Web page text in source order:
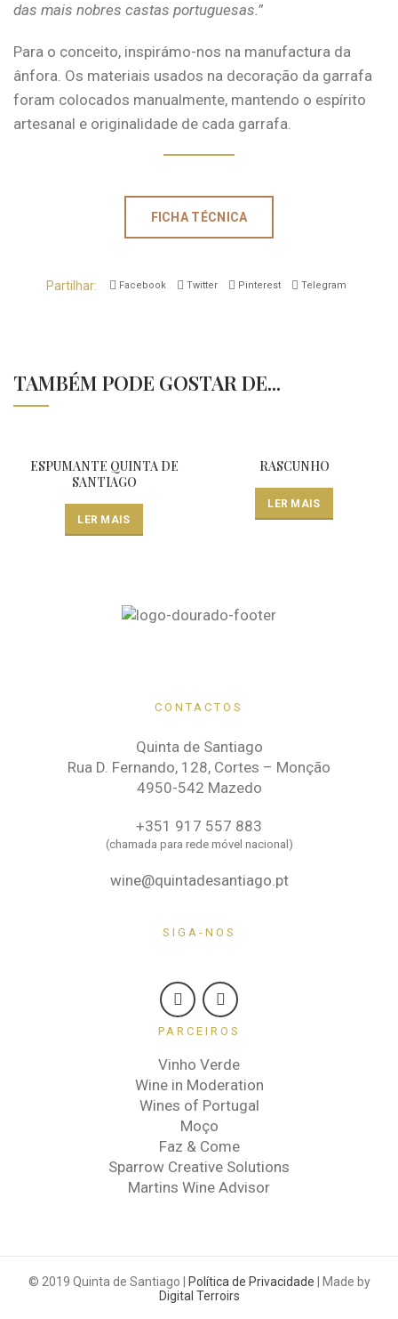
das mais nobres castas portuguesas.”
Para o conceito, inspirámo-nos na manufactura da
ânfora. Os materiais usados na decoração da garrafa
foram colocados manualmente, mantendo o espírito
artesanal e originalidade de cada garrafa.
FICHA TÉCNICA
Partilhar Facebook Twitter Pinterest Telegram
TAMBÉM PODE GOSTAR DE...
ESPUMANTE QUINTA DE
SANTIAGO
LER MAIS
RASCUNHO
LER MAIS
CONTACTOS
Quinta de Santiago
Rua D. Fernando, 128, Cortes – Monção
4950-542 Mazedo
+351 917 557 883
(chamada para rede móvel nacional)
wine@quintadesantiago.pt
SIGA-NOS
PARCEIROS
Vinho Verde
Wine in Moderation
Wines of Portugal
Moço
Faz & Come
Sparrow Creative Solutions
Martins Wine Advisor
© 2019 Quinta de Santiago | Política de Privacidade | Made by
Digital Terroirs